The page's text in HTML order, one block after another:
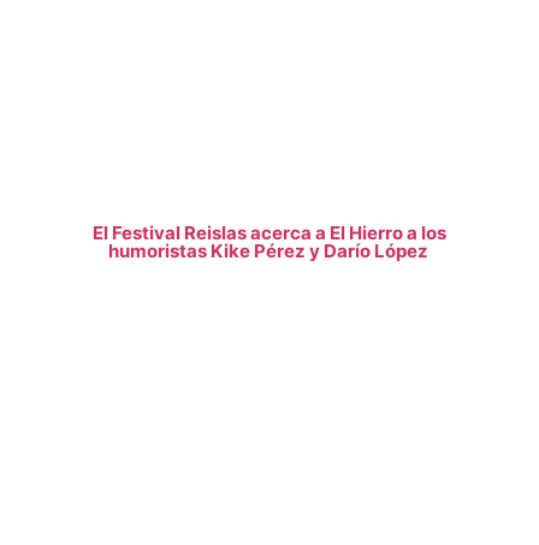
El Festival Reislas acerca a El Hierro a los
humoristas Kike Pérez y Darío López